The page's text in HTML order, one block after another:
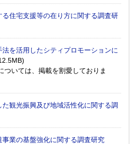
る住宅支援等の在り方に関する調査研
法を活用したシティプロモーションに
ついては、掲載を割愛しておりま
た観光振興及び地域活性化に関する調
事業の基盤強化に関する調査研究